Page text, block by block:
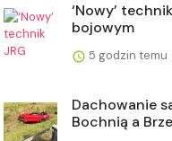
‘Nowy’
bojowym
5 godzin temu
Dachowanie
Bochnią a